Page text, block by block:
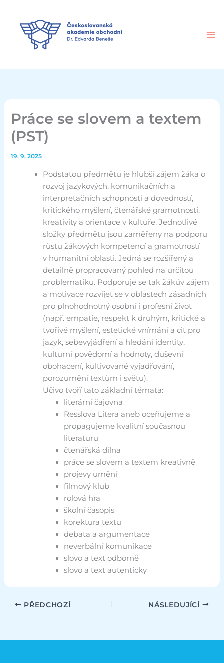
obsah
Práce se slovem a textem
(PST)
19. 9. 2025
Podstatou předmětu je hlubší zájem žáka o
rozvoj jazykových, komunikačních a
interpretačních schopností a dovedností,
kritického myšlení, čtenářské gramotnosti,
kreativity a orientace v kultuře. Jednotlivé
složky předmětu jsou zaměřeny na podporu
růstu žákových kompetencí a gramotností
v humanitní oblasti. Jedná se rozšířený a
detailně propracovaný pohled na určitou
problematiku. Podporuje se tak žákův zájem
a motivace rozvíjet se v oblastech zásadních
pro plnohodnotný osobní i profesní život
(např. empatie, respekt k druhým, kritické a
tvořivé myšlení, estetické vnímání a cit pro
jazyk, sebevyjádření a hledání identity,
kulturní povědomí a hodnoty, duševní
obohacení, kultivované vyjadřování,
porozumění textům i světu).
Učivo tvoří tato základní témata:
literární čajovna
Resslova Litera aneb oceňujeme a
propagujeme kvalitní současnou
literaturu
čtenářská dílna
práce se slovem a textem kreativně
projevy umění
filmový klub
rolová hra
školní časopis
korektura textu
debata a argumentace
neverbální komunikace
slovo a text odborně
slovo a text autenticky
PŘEDCHOZÍ NÁSLEDUJÍCÍ